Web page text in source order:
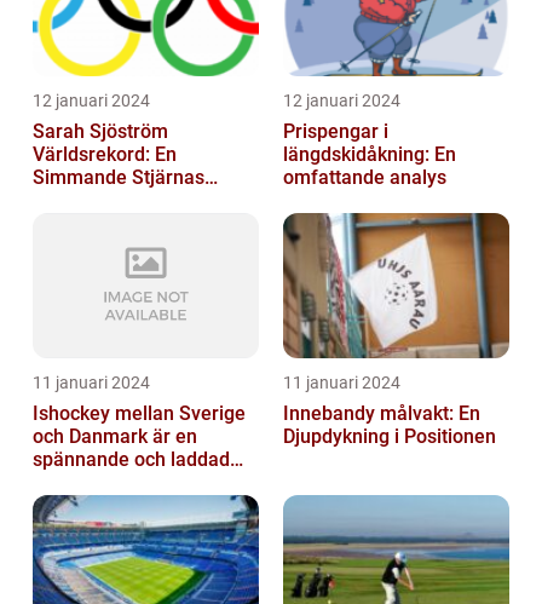
12 januari 2024
Sarah Sjöström
Världsrekord: En
Simmande Stjärnas
12 januari 2024
Prispengar i
längdskidåkning: En
omfattande analys
11 januari 2024
Ishockey mellan Sverige
och Danmark är en
spännande och laddad
historia
11 januari 2024
Innebandy målvakt: En
Djupdykning i Positionen